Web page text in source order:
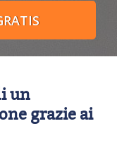
un
grazie ai